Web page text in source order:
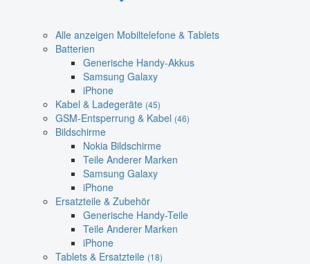
Alle anzeigen Mobiltelefone & Tablets
Batterien
Generische Handy-Akkus
Samsung Galaxy
iPhone
Kabel & Ladegeräte (45)
GSM-Entsperrung & Kabel (46)
Bildschirme
Nokia Bildschirme
Teile Anderer Marken
Samsung Galaxy
iPhone
Ersatzteile & Zubehör
Generische Handy-Teile
Teile Anderer Marken
iPhone
Tablets & Ersatzteile (18)